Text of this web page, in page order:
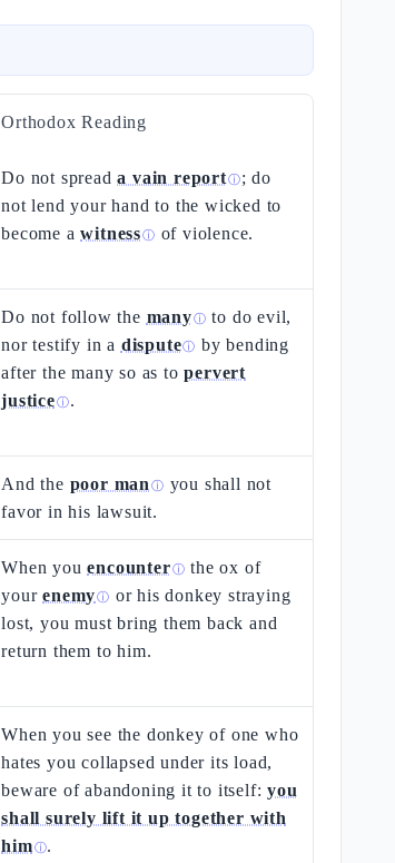
Orthodox Reading
Do not spreada vain reportⓘ; do
not lend your hand to the wicked to
become awitnessⓘ of violence.
Do not follow the manyⓘ to do evil,
nor testify in a disputeⓘ by bending
after the many so as topervert
justiceⓘ.
And the poor man ⓘ you shall not
favor in his lawsuit.
When youencounterⓘ the ox of
yourenemyⓘ or his donkey straying
lost, you must bring them back and
return them to him.
When you see the donkey of one who
hates you collapsed under its load,
beware of abandoning it to itself:you
shall surely lift it up together with
himⓘ.